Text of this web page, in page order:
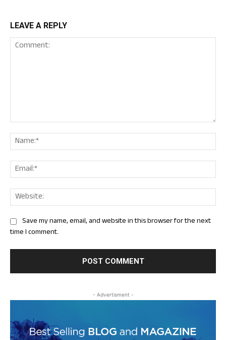
LEAVE A REPLY
Save my name, email, and website in this browser for the next
time I comment.
- Advertisment -